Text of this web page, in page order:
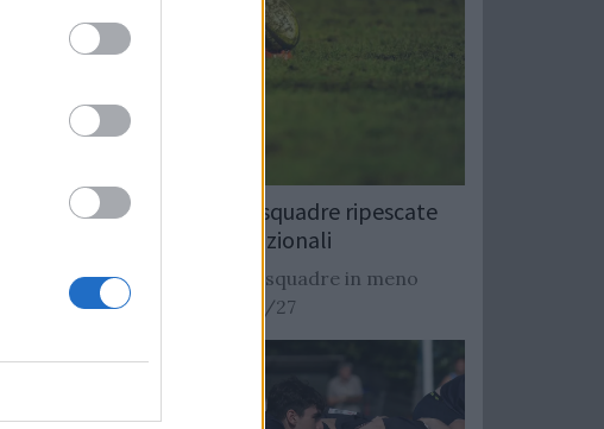
Rugby: Record di squadre ripescate
nei campionati nazionali
Si stimano oltre 20 squadre in meno
dalla stagione 2026/27